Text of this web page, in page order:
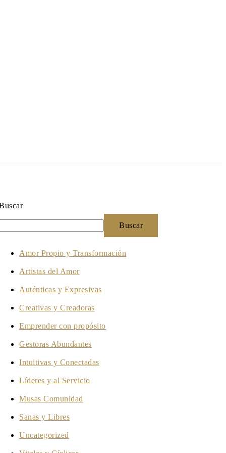
Buscar
Amor Propio y Transformación
Artistas del Amor
Auténticas y Expresivas
Creativas y Creadoras
Emprender con propósito
Gestoras Abundantes
Intuitivas y Conectadas
Líderes y al Servicio
Musas Comunidad
Sanas y Libres
Uncategorized